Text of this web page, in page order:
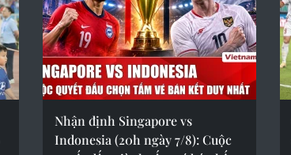
Nhận định Singapore vs
Indonesia (20h ngày 7/8): Cuộc